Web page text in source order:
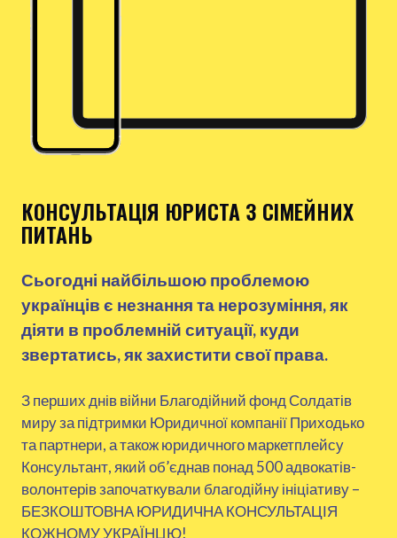
КОНСУЛЬТАЦІЯ ЮРИСТА З СІМЕЙНИХ
ПИТАНЬ
Сьогодні найбільшою проблемою
українців є незнання та нерозуміння, як
діяти в проблемній ситуації, куди
звертатись, як захистити свої права.
З перших днів війни Благодійний фонд Солдатів
миру за підтримки Юридичної компанії Приходько
та партнери, а також юридичного маркетплейсу
Консультант, який об’єднав понад 500 адвокатів-
волонтерів започаткували благодійну ініціативу –
БЕЗКОШТОВНА ЮРИДИЧНА КОНСУЛЬТАЦІЯ
КОЖНОМУ УКРАЇНЦЮ!